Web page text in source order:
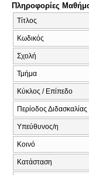
Πληροφορίες
Τίτλος
Κωδικός
Σχολή
Τμήμα
Κύκλος / Επίπεδο
Περίοδος Διδασκαλίας
Υπεύθυνος/η
Κοινό
Κατάσταση